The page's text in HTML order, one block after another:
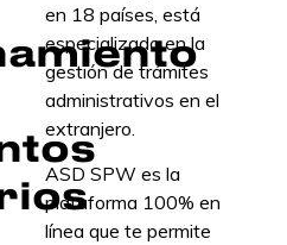
en 18 países, está
especializado en la
gestión de trámites
administrativos en el
extranjero.
ASD SPW es la
plataforma 100% en
línea que te permite